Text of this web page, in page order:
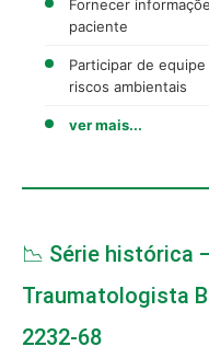
Fornecer
paciente
Participar de
riscos ambientais
ver mais...
📉 Série histórica
Traumatologista
2232-68